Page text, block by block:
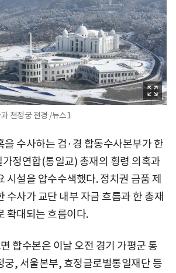
천정궁 젼경 /뉴스1
을 수사하는 검·경 합동수사본부가 한
정연합(통일교) 총재의 횡령 의혹과
시설을 압수수색했다. 정치권 금품 제
수사가 교단 내부 자금 흐름과 한 총재
확대되는 흐름이다.
합수본은 이날 오전 경기 가평군 통
궁, 서울본부, 효정글로벌통일재단 등